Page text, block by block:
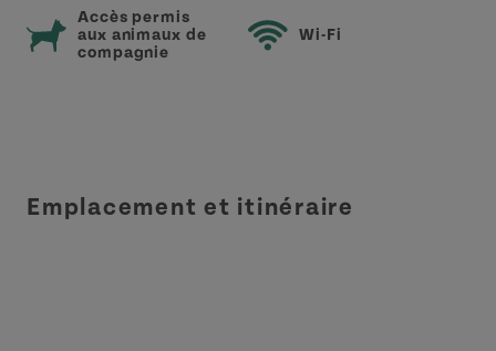
Accès permis
aux animaux de
compagnie
Wi-Fi
Emplacement et itinéraire